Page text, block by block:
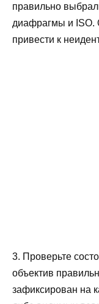
правильно
диафрагмы и ISO.
привести к
3. Проверьте
объектив
зафиксирован на